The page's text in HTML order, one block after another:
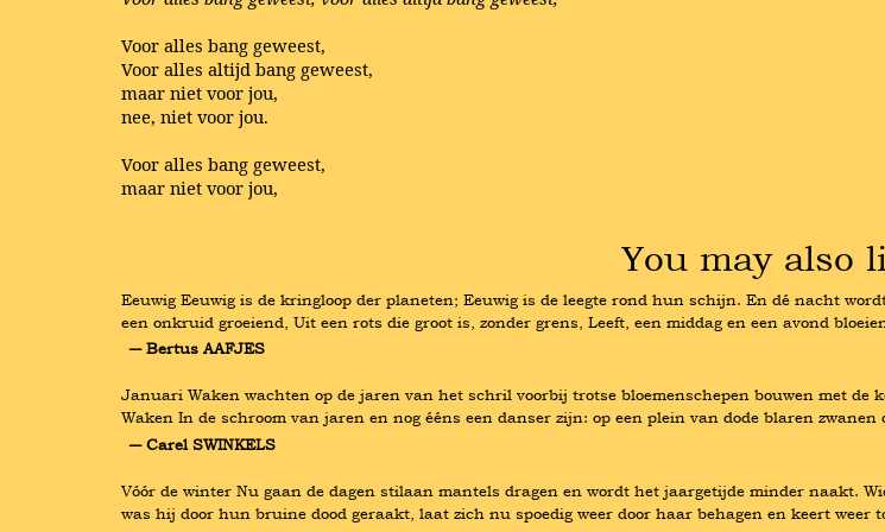
Voor alles bang geweest,
Voor alles altijd bang geweest,
maar niet voor jou,
nee, niet voor jou.
Voor alles bang geweest,
maar niet voor jou,
You may also
Eeuwig Eeuwig is de kringloop der planeten; Eeuwig is de leegte rond hun schijn. En dé nacht
een onkruid groeiend, Uit een rots die groot is, zonder grens, Leeft, een middag en een avond
― Bertus AAFJES
Januari Waken wachten op de jaren van het schril voorbij trotse bloemenschepen bouwen met de
Waken In de schroom van jaren en nog ééns een danser zijn: op een plein van dode blaren
― Carel SWINKELS
Vóór de winter Nu gaan de dagen stilaan mantels dragen en wordt het jaargetijde minder naakt.
was hij door hun bruine dood geraakt, laat zich nu spoedig weer door haar behagen en keert weer